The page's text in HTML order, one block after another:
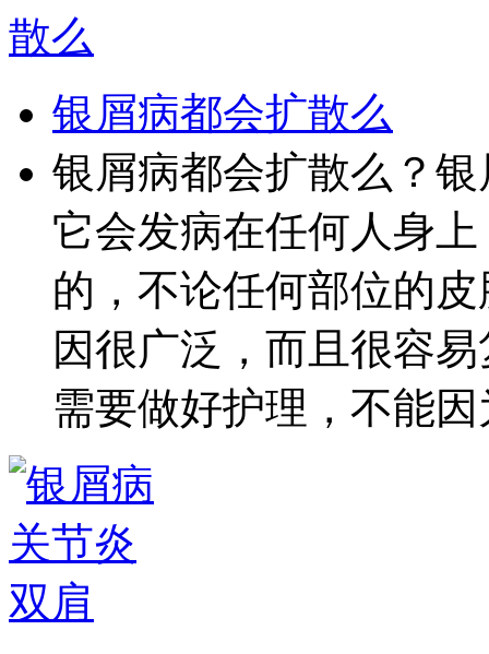
银屑病都会扩散么
银屑病都会扩散么？
它会发病在任何人身
的，不论任何部位的
因很广泛，而且很容
需要做好护理，不能